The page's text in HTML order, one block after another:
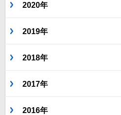
2020年
2019年
2018年
2017年
2016年